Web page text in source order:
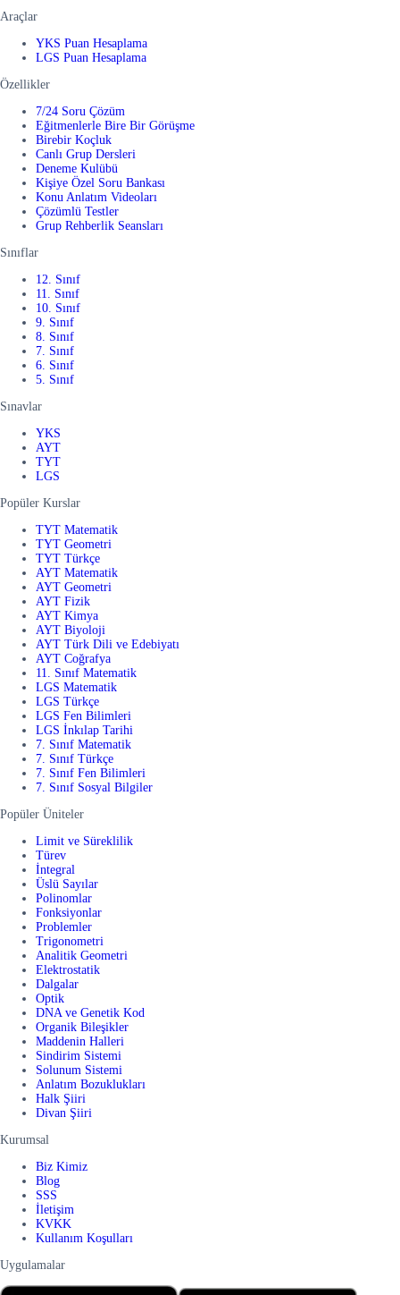
Araçlar
YKS Puan Hesaplama
LGS Puan Hesaplama
Özellikler
7/24 Soru Çözüm
Eğitmenlerle Bire Bir Görüşme
Birebir Koçluk
Canlı Grup Dersleri
Deneme Kulübü
Kişiye Özel Soru Bankası
Konu Anlatım Videoları
Çözümlü Testler
Grup Rehberlik Seansları
Sınıflar
12. Sınıf
11. Sınıf
10. Sınıf
9. Sınıf
8. Sınıf
7. Sınıf
6. Sınıf
5. Sınıf
Sınavlar
YKS
AYT
TYT
LGS
Popüler Kurslar
TYT Matematik
TYT Geometri
TYT Türkçe
AYT Matematik
AYT Geometri
AYT Fizik
AYT Kimya
AYT Biyoloji
AYT Türk Dili ve Edebiyatı
AYT Coğrafya
11. Sınıf Matematik
LGS Matematik
LGS Türkçe
LGS Fen Bilimleri
LGS İnkılap Tarihi
7. Sınıf Matematik
7. Sınıf Türkçe
7. Sınıf Fen Bilimleri
7. Sınıf Sosyal Bilgiler
Popüler Üniteler
Limit ve Süreklilik
Türev
İntegral
Üslü Sayılar
Polinomlar
Fonksiyonlar
Problemler
Trigonometri
Analitik Geometri
Elektrostatik
Dalgalar
Optik
DNA ve Genetik Kod
Organik Bileşikler
Maddenin Halleri
Sindirim Sistemi
Solunum Sistemi
Anlatım Bozuklukları
Halk Şiiri
Divan Şiiri
Kurumsal
Biz Kimiz
Blog
SSS
İletişim
KVKK
Kullanım Koşulları
Uygulamalar